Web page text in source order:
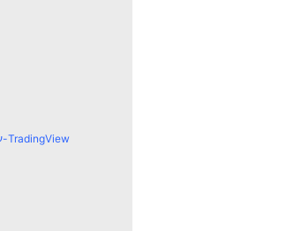
עקוב אחר כל השווקים ב-TradingView